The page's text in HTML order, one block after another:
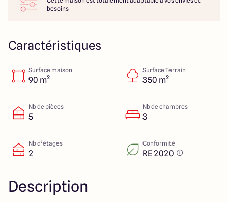
Maisons ARLOGIS Nantes
4.7 4.7
besoins
Caractéristiques
Surface maison
90 m²
Surface Terrain
350 m²
Nb de pièces
5
Nb de chambres
3
Nb d’étages
2
Conformité
RE 2020
Description